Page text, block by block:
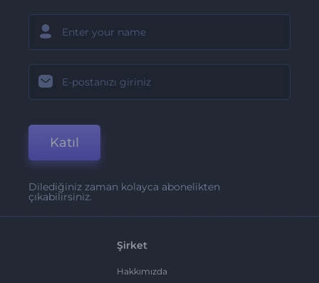
Katıl
Dilediğiniz zaman kolayca abonelikten
çıkabilirsiniz.
Şirket
Hakkımızda